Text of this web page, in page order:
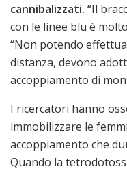
cannibalizzati. “Il
con le linee blu è
“Non potendo
distanza, devono
accoppiamento di
I ricercatori hanno
immobilizzare le
accoppiamento che
Quando la